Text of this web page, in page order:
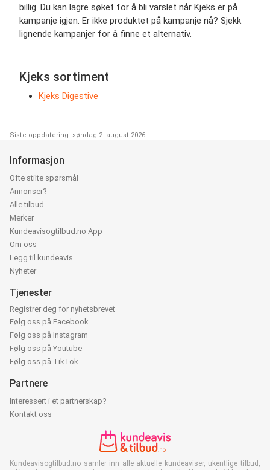
billig. Du kan lagre søket for å bli varslet når Kjeks er på
kampanje igjen. Er ikke produktet på kampanje nå? Sjekk
lignende kampanjer for å finne et alternativ.
Kjeks sortiment
Kjeks Digestive
Siste oppdatering: søndag 2. august 2026
Informasjon
Ofte stilte spørsmål
Annonser?
Alle tilbud
Merker
Kundeavisogtilbud.no App
Om oss
Legg til kundeavis
Nyheter
Tjenester
Registrer deg for nyhetsbrevet
Følg oss på Facebook
Følg oss på Instagram
Følg oss på Youtube
Følg oss på TikTok
Partnere
Interessert i et partnerskap?
Kontakt oss
Kundeavisogtilbud.no samler inn alle aktuelle kundeaviser, ukentlige tilbud,